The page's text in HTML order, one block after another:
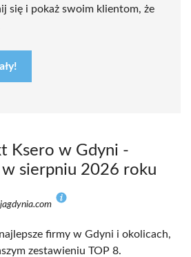
się i pokaż swoim klientom, że
Ksero w Gdyni -
w sierpniu 2026 roku
firmy w Gdyni i okolicach,
zestawieniu TOP 8.